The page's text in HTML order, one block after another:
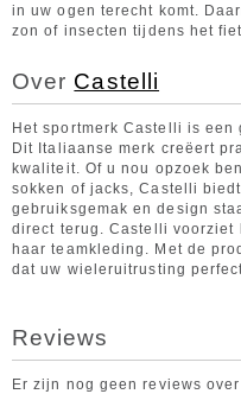
in uw ogen terecht komt.
zon of insecten tijdens het
Over Castelli
Het sportmerk Castelli is
Dit Italiaanse merk creëert
kwaliteit. Of u nou opzoek
sokken of jacks, Castelli
gebruiksgemak en design
direct terug. Castelli voorziet
haar teamkleding. Met de
dat uw wieleruitrusting
Reviews
Er zijn nog geen reviews